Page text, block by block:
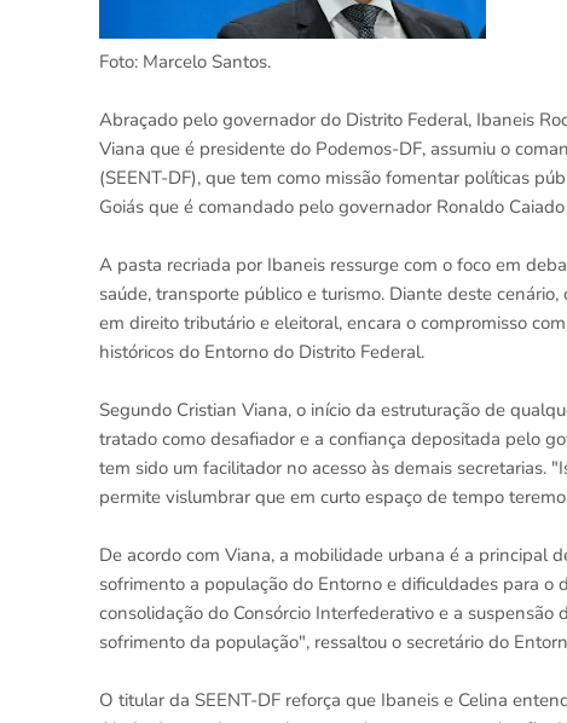
Foto: Marcelo Santos.
Abraçado pelo governador do Distrito Federal, Ibaneis
Viana que é presidente do Podemos-DF, assumiu o
(SEENT-DF), que tem como missão fomentar políticas
Goiás que é comandado pelo governador Ronaldo
A pasta recriada por Ibaneis ressurge com o foco em
saúde, transporte público e turismo. Diante deste
em direito tributário e eleitoral, encara o compromisso
históricos do Entorno do Distrito Federal.
Segundo Cristian Viana, o início da estruturação de
tratado como desafiador e a confiança depositada pelo
tem sido um facilitador no acesso às demais secretarias.
permite vislumbrar que em curto espaço de tempo
De acordo com Viana, a mobilidade urbana é a principal
sofrimento a população do Entorno e dificuldades para
consolidação do Consórcio Interfederativo e a
sofrimento da população", ressaltou o secretário do
O titular da SEENT-DF reforça que Ibaneis e Celina